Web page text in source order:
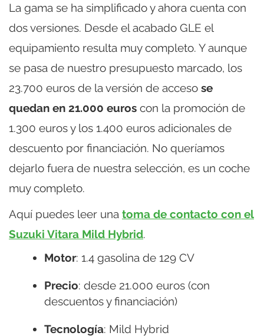
La gama se ha simplificado y ahora cuenta con
dos versiones. Desde el acabado GLE el
equipamiento resulta muy completo. Y aunque
se pasa de nuestro presupuesto marcado, los
23.700 euros de la versión de acceso se
quedan en 21.000 euros con la promoción de
1.300 euros y los 1.400 euros adicionales de
descuento por financiación. No queríamos
dejarlo fuera de nuestra selección, es un coche
muy completo.
Aquí puedes leer una toma de contacto con el
Suzuki Vitara Mild Hybrid.
Motor: 1.4 gasolina de 129 CV
Precio: desde 21.000 euros (con
descuentos y financiación)
Tecnología: Mild Hybrid